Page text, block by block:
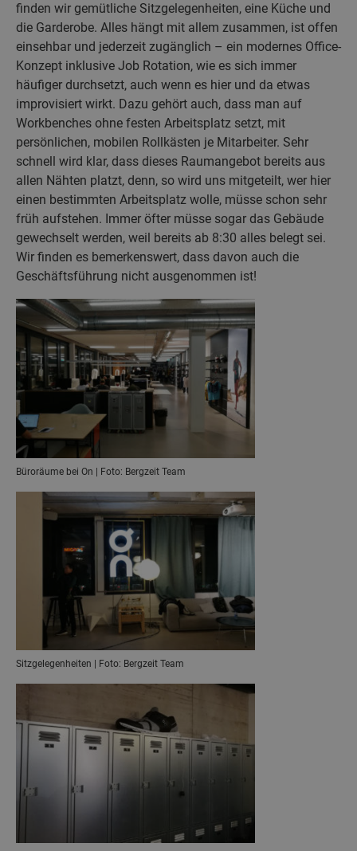
finden wir gemütliche Sitzgelegenheiten, eine Küche und
die Garderobe. Alles hängt mit allem zusammen, ist offen
einsehbar und jederzeit zugänglich – ein modernes Office-
Konzept inklusive Job Rotation, wie es sich immer
häufiger durchsetzt, auch wenn es hier und da etwas
improvisiert wirkt. Dazu gehört auch, dass man auf
Workbenches ohne festen Arbeitsplatz setzt, mit
persönlichen, mobilen Rollkästen je Mitarbeiter. Sehr
schnell wird klar, dass dieses Raumangebot bereits aus
allen Nähten platzt, denn, so wird uns mitgeteilt, wer hier
einen bestimmten Arbeitsplatz wolle, müsse schon sehr
früh aufstehen. Immer öfter müsse sogar das Gebäude
gewechselt werden, weil bereits ab 8:30 alles belegt sei.
Wir finden es bemerkenswert, dass davon auch die
Geschäftsführung nicht ausgenommen ist!
Büroräume bei On | Foto: Bergzeit Team
Sitzgelegenheiten | Foto: Bergzeit Team